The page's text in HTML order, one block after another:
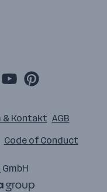
& Kontakt AGB
Code of Conduct
GmbH